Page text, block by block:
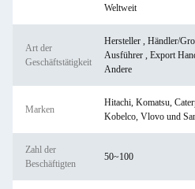
Weltweit
Art der
Geschäftstätigkeit
Hersteller , Händler/
Ausführer , Export
Andere
Marken
Hitachi, Komatsu,
Kobelco, Vlovo und
Zahl der
Beschäftigten
50~100